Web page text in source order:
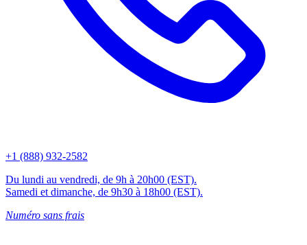
+1 (888) 932-2582
Du lundi au vendredi, de 9h à 20h00 (EST).
Samedi et dimanche, de 9h30 à 18h00 (EST).
Numéro sans frais